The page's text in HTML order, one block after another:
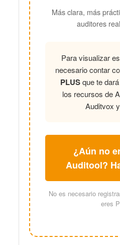
Más clara, más
auditores
Para visualizar
necesario contar
PLUSque te
los recursos de
Auditvox
¿Aún no
Auditool?
No es necesario
eres